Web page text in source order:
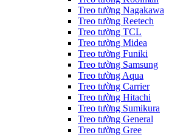
Treo tường Nagakawa
Treo tường Reetech
Treo tường TCL
Treo tường Midea
Treo tường Funiki
Treo tường Samsung
Treo tường Aqua
Treo tường Carrier
Treo tường Hitachi
Treo tường Sumikura
Treo tường General
Treo tường Gree